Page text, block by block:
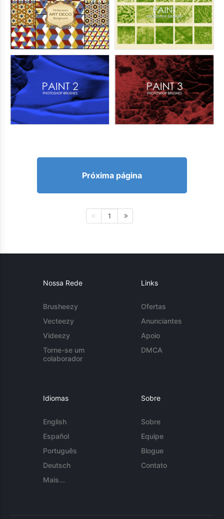
Próxima página
1
Nossa Rede
Brusheezy
Vecteezy
Videezy
Torne-se um
colaborador
Links
Ofertas
Anunciantes
Apoio
DMCA
Idiomas
English
Español
Português
Deutsch
Mais...
Sobre
Sobre
Equipe
Blogue
Contato